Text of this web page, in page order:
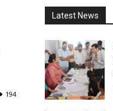
194
Latest News